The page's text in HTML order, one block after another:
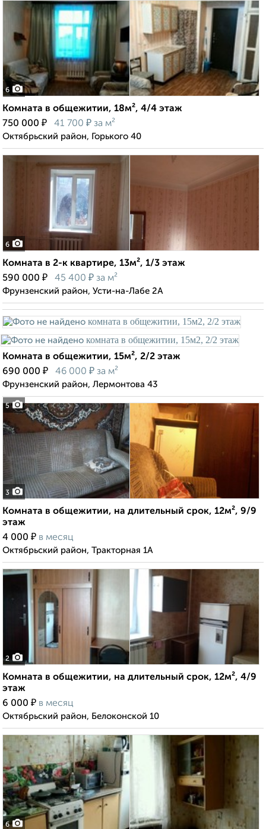
6
Комната в общежитии, 18м², 4/4 этаж
750 000 ₽ 41 700 ₽ за м²
Октябрьский район, Горького 40
6
Комната в 2-к квартире, 13м², 1/3 этаж
590 000 ₽ 45 400 ₽ за м²
Фрунзенский район, Усти-на-Лабе 2А
5
Комната в общежитии, 15м², 2/2 этаж
690 000 ₽ 46 000 ₽ за м²
Фрунзенский район, Лермонтова 43
3
Комната в общежитии, на длительный срок, 12м², 9/9
этаж
4 000 ₽ в месяц
Октябрьский район, Тракторная 1А
2
Комната в общежитии, на длительный срок, 12м², 4/9
этаж
6 000 ₽ в месяц
Октябрьский район, Белоконской 10
6